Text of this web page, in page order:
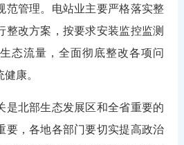
范管理。电站业主要严格落实整
整改方案，按要求安装监控监测
态流量，全面彻底整改各项问
统健康。
北部生态发展区和全省重要的
要，各地各部门要切实提高政治